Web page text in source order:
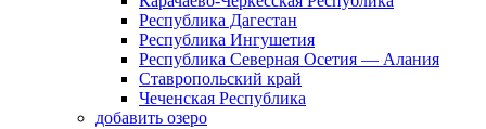
Республика Дагестан
Республика Ингушетия
Республика Северная Осетия — Алания
Ставропольский край
Чеченская Республика
добавить озеро